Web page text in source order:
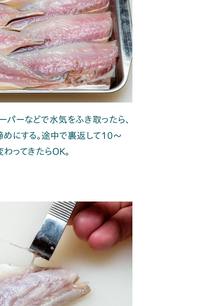
パーなどで水気をふき取ったら、
にする。途中で裏返して10〜
ってきたらOK。